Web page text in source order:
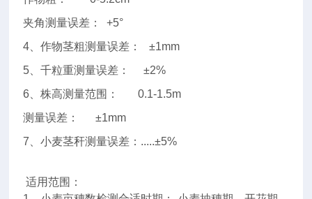
夹角测量误差： +5°
4、作物茎粗测量误差： ±1mm
5、千粒重测量误差： ±2%
6、株高测量范围： 0.1-1.5m
测量误差： ±1mm
7、小麦茎秆测量误差：.....±5%
适用范围：